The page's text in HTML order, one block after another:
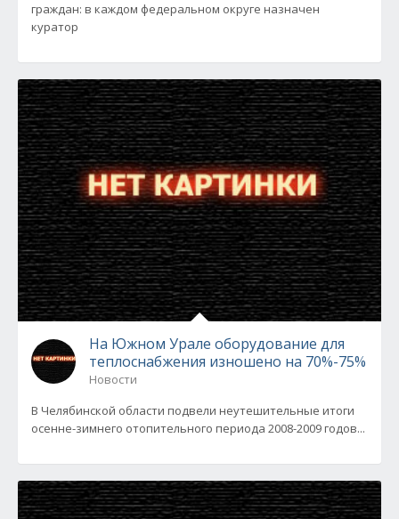
граждан: в каждом федеральном округе назначен
куратор
На Южном Урале оборудование для
теплоснабжения изношено на 70%-75%
Новости
В Челябинской области подвели неутешительные итоги
осенне-зимнего отопительного периода 2008-2009 годов...